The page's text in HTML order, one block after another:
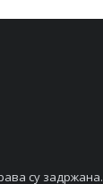
су задржана.